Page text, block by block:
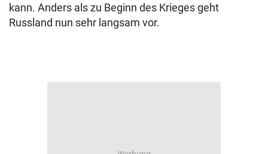
kann. Anders als zu Beginn des Krieges geht
Russland nun sehr langsam vor.